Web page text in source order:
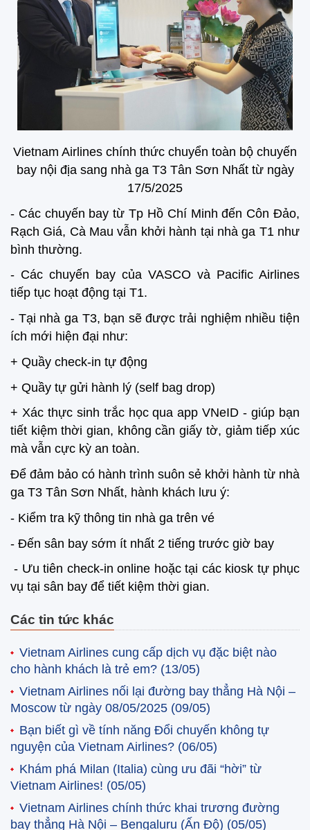
Vietnam Airlines chính thức chuyển toàn bộ chuyến
bay nội địa sang nhà ga T3 Tân Sơn Nhất từ ngày
17/5/2025
- Các chuyến bay từ Tp Hồ Chí Minh đến Côn Đảo,
Rạch Giá, Cà Mau vẫn khởi hành tại nhà ga T1 như
bình thường.
- Các chuyến bay của VASCO và Pacific Airlines
tiếp tục hoạt động tại T1.
- Tại nhà ga T3, bạn sẽ được trải nghiệm nhiều tiện
ích mới hiện đại như:
+ Quầy check-in tự động
+ Quầy tự gửi hành lý (self bag drop)
+ Xác thực sinh trắc học qua app VNeID - giúp bạn
tiết kiệm thời gian, không cần giấy tờ, giảm tiếp xúc
mà vẫn cực kỳ an toàn.
Để đảm bảo có hành trình suôn sẻ khởi hành từ nhà
ga T3 Tân Sơn Nhất, hành khách lưu ý:
- Kiểm tra kỹ thông tin nhà ga trên vé
- Đến sân bay sớm ít nhất 2 tiếng trước giờ bay
- Ưu tiên check-in online hoặc tại các kiosk tự phục
vụ tại sân bay để tiết kiệm thời gian.
Các tin tức khác
Vietnam Airlines cung cấp dịch vụ đặc biệt nào
cho hành khách là trẻ em? (13/05)
Vietnam Airlines nối lại đường bay thẳng Hà Nội –
Moscow từ ngày 08/05/2025 (09/05)
Bạn biết gì về tính năng Đổi chuyến không tự
nguyện của Vietnam Airlines? (06/05)
Khám phá Milan (Italia) cùng ưu đãi “hời” từ
Vietnam Airlines! (05/05)
Vietnam Airlines chính thức khai trương đường
bay thẳng Hà Nội – Bengaluru (Ấn Độ) (05/05)